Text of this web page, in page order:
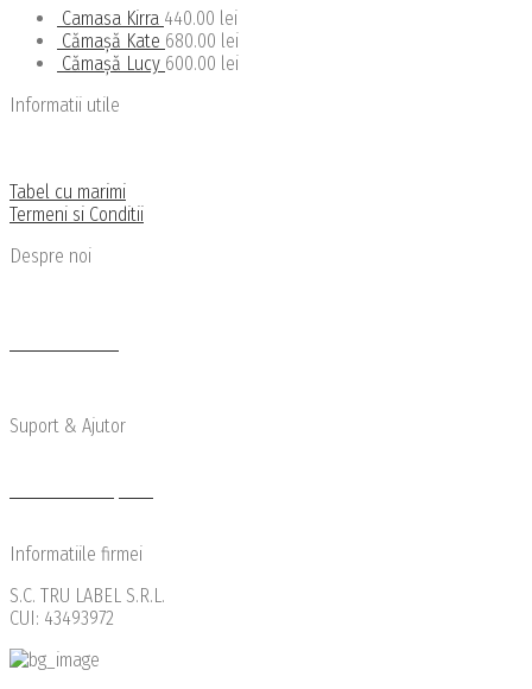
Camasa Kirra 440.00 lei
Cămașă Kate 680.00 lei
Cămașă Lucy 600.00 lei
Informatii utile
Tabel cu marimi
Termeni si Conditii
Despre noi
Suport & Ajutor
Informatiile firmei
S.C. TRU LABEL S.R.L.
CUI: 43493972